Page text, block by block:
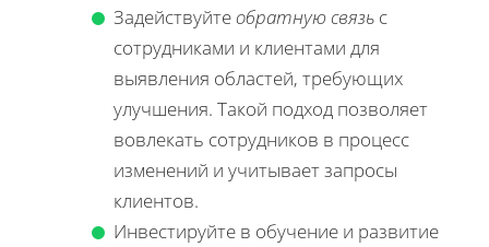
Задействуйтеобратную связь с
сотрудниками и клиентами для
выявления областей, требующих
улучшения. Такой подход позволяет
вовлекать сотрудников в процесс
изменений и учитывает запросы
клиентов.
Инвестируйте в обучение и развитие